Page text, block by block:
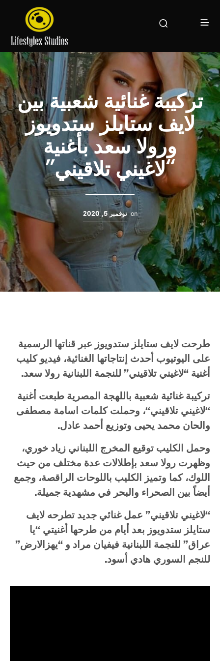
تركيبة غنائية شعبية بين
لايف ستايلز ستدويوز
ورولا سعد بأغنية
“لاغيني تلاقيني”
on نوفمبر 5, 2020
طرحت لايف ستايلز ستدويوز عبر قناتها الرسمية
على اليوتيوب أحدث إنتاجاتها الغنائية، فيديو كليب
أغنية “لاغيني تلاقيني” للنجمة اللبنانية رولا سعد.
تركيبة غنائية شعبية باللهجة المصرية طبعت أغنية
“لاغيني تلاقيني“، وحملت كلمات اسامة مصطفى
والحان محمد يحيى وتوزيع أحمد عادل.
وحمل الكليب توقيع المخرج اللبناني زياد خوري،
وظهرت رولا سعد بإطلالات عدة مختلف من حيث
اللوك، كما وتميز الكليب باللوحات الراقصة، وجمع
أيضاً بين الصحراء والبحر في مشهدية جميلة.
“لاغيني تلاقيني” عمل غنائي جديد تطرحه لايف
ستايلز ستدويوز بعد أيام من طرحها أغنيتي “يا
عراق” للنجمة اللبنانية فيفيان مراد و “يهز الارض”
للنجم السوري هادي أسود.